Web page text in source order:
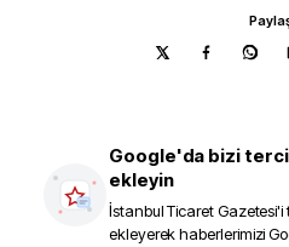
Google'da bizi
ekleyin
İstanbul Ticaret Gazetesi'i
ekleyerek haberlerimizi